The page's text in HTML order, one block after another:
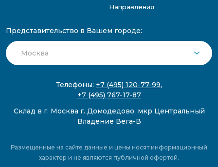
Направления
Представительство в Вашем городе:
Телефоны: +7 (495) 120-77-99,
+7 (495) 767-17-87
Склад в г. Москва г. Домодедово, мкр Центральный
Владение Вега-В
Размещенные на сайте данные и цены носят информационный
характер и не являются публичной офертой.